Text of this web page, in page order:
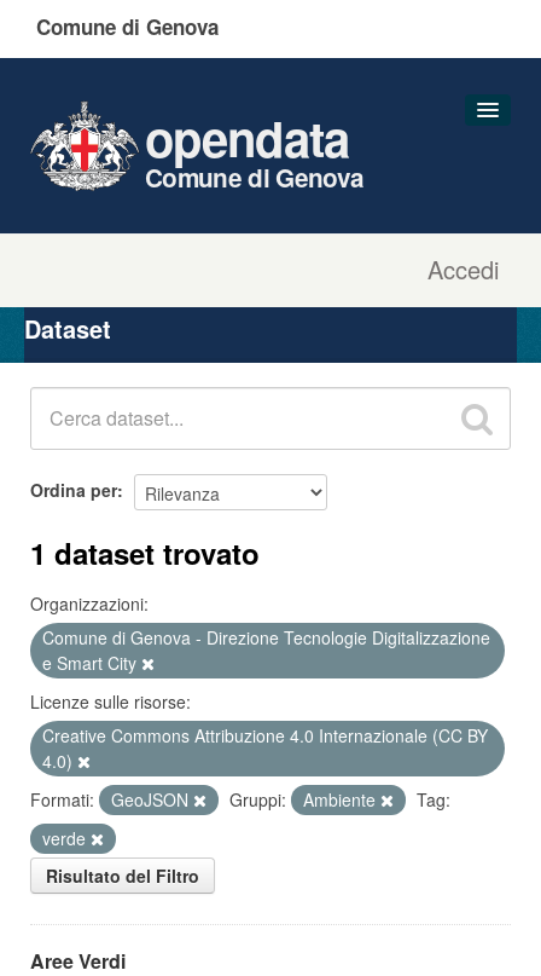
Comune di Genova
Accedi
opendata
Comune di Genova
Organizzazioni
Gruppi
Dataset
Ordina per
1 dataset trovato
Organizzazioni:
Comune di Genova - Direzione Tecnologie Digitalizzazione
e Smart City
Licenze sulle risorse:
Creative Commons Attribuzione 4.0 Internazionale (CC BY
4.0)
Formati:
GeoJSON Gruppi: Ambiente
Tag:
verde
Risultato del Filtro
Aree Verdi